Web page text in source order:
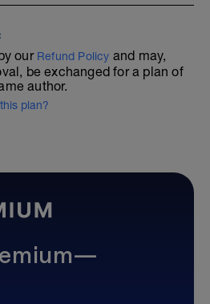
our Refund Policy and may,
be exchanged for a plan of
author.
plan?